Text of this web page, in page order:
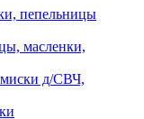
пепельницы
масленки,
д/СВЧ,